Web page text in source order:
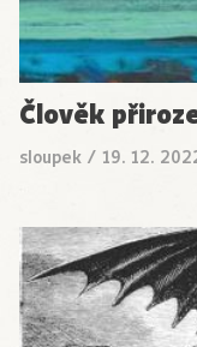
Člověk
sloupek / 19. 12.